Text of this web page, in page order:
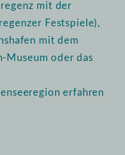
mit der
Festspiele),
mit dem
Museum oder das
erfahren